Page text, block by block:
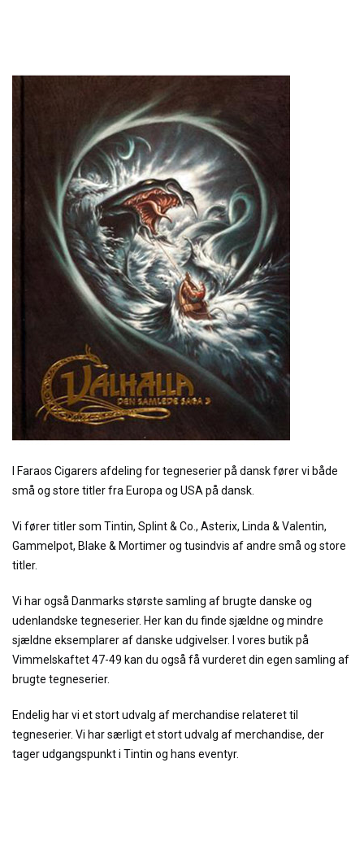
I Faraos Cigarers afdeling for tegneserier på dansk fører vi både
små og store titler fra Europa og USA på dansk.
Vi fører titler som Tintin, Splint & Co., Asterix, Linda & Valentin,
Gammelpot, Blake & Mortimer og tusindvis af andre små og store
titler.
Vi har også Danmarks største samling af brugte danske og
udenlandske tegneserier. Her kan du finde sjældne og mindre
sjældne eksemplarer af danske udgivelser. I vores butik på
Vimmelskaftet 47-49 kan du også få vurderet din egen samling af
brugte tegneserier.
Endelig har vi et stort udvalg af merchandise relateret til
tegneserier. Vi har særligt et stort udvalg af merchandise, der
tager udgangspunkt i Tintin og hans eventyr.